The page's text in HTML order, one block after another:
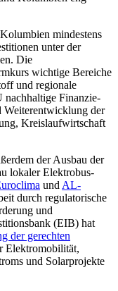
mindestens
unter der
Die
wichtige Bereiche
und regio­nale
nachhaltige Finan­zie­
Weiter­entwicklung der
Kreis­laufwirt­schaft
der Ausbau der
lokaler Elek­tro­bus­
und AL-
durch regulatorische
und
(EIB) hat
der gerechten
Elektromobilität,
und Solarprojekte